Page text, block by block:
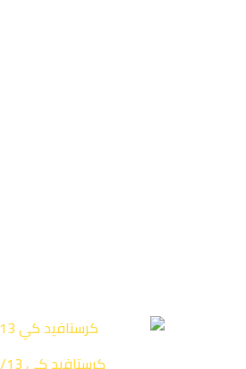
كرستافيد كي 46/0/13